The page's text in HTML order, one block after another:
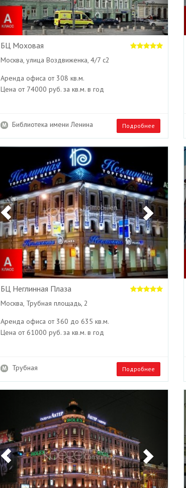
БЦ Моховая
Москва, улица Воздвиженка, 4/7 с2
Аренда офиса от 308 кв.м.
Цена от 74000 руб. за кв.м. в год
Библиотека имени Ленина Подробнее
БЦ Неглинная Плаза
Москва, Трубная площадь, 2
Аренда офиса от 360 до 635 кв.м.
Цена от 61000 руб. за кв.м. в год
Трубная Подробнее